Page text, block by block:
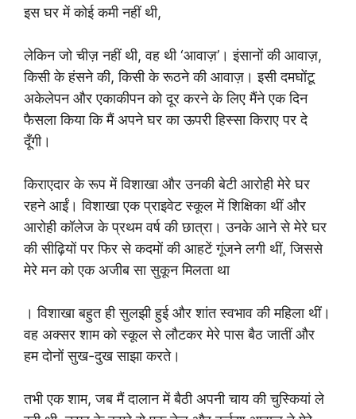
इस घर में कोई कमी नहीं थी,
लेकिन जो चीज़ नहीं थी, वह थी ‘आवाज़’। इंसानों की आवाज़,
किसी के हंसने की, किसी के रूठने की आवाज़। इसी दमघोंटू
अकेलेपन और एकाकीपन को दूर करने के लिए मैंने एक दिन
फैसला किया कि मैं अपने घर का ऊपरी हिस्सा किराए पर दे
दूँगी।
किराएदार के रूप में विशाखा और उनकी बेटी आरोही मेरे घर
रहने आईं। विशाखा एक प्राइवेट स्कूल में शिक्षिका थीं और
आरोही कॉलेज के प्रथम वर्ष की छात्रा। उनके आने से मेरे घर
की सीढ़ियों पर फिर से कदमों की आहटें गूंजने लगी थीं, जिससे
मेरे मन को एक अजीब सा सुकून मिलता था
। विशाखा बहुत ही सुलझी हुई और शांत स्वभाव की महिला थीं।
वह अक्सर शाम को स्कूल से लौटकर मेरे पास बैठ जातीं और
हम दोनों सुख-दुख साझा करते।
तभी एक शाम, जब मैं दालान में बैठी अपनी चाय की चुस्कियां ले